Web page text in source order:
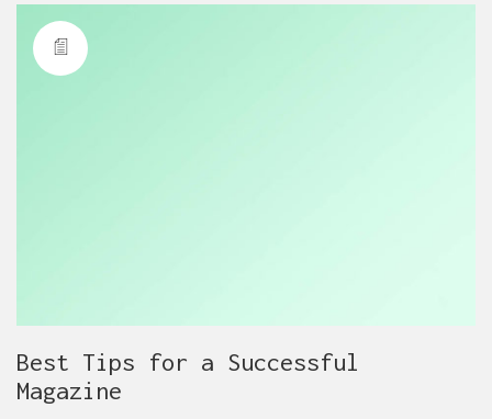
Best Tips for a Successful
Magazine